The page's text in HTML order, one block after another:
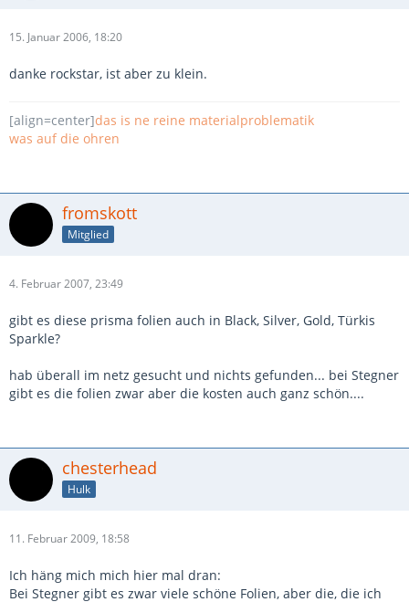
15. Januar 2006, 18:20
danke rockstar, ist aber zu klein.
[align=center]das is ne reine materialproblematik
was auf die ohren
fromskott
Mitglied
4. Februar 2007, 23:49
gibt es diese prisma folien auch in Black, Silver, Gold, Türkis
Sparkle?
hab überall im netz gesucht und nichts gefunden... bei Stegner
gibt es die folien zwar aber die kosten auch ganz schön....
chesterhead
Hulk
11. Februar 2009, 18:58
Ich häng mich mich hier mal dran:
Bei Stegner gibt es zwar viele schöne Folien, aber die, die ich